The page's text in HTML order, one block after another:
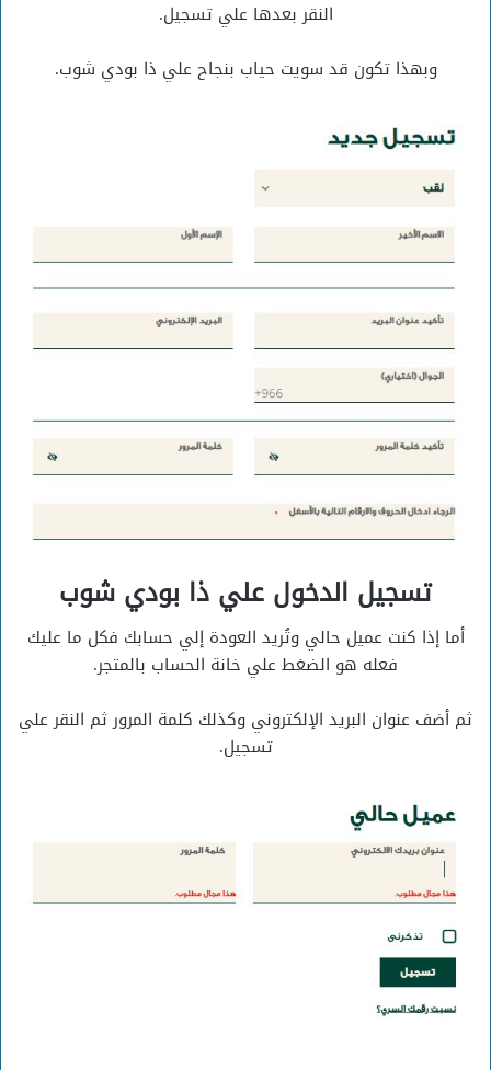
النقر بعدها علي تسجيل.
وبهذا تكون قد سويت حياب بنجاح علي ذا بودي شوب.
تسجيل الدخول علي ذا بودي شوب
أما إذا كنت عميل حالي وتُريد العودة إلي حسابك فكل ما عليك
فعله هو الضغط علي خانة الحساب بالمتجر.
ثم أضف عنوان البريد الإلكتروني وكذلك كلمة المرور ثم النقر علي
تسجيل.